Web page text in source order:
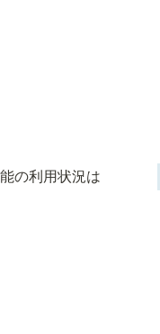
の利用状況は